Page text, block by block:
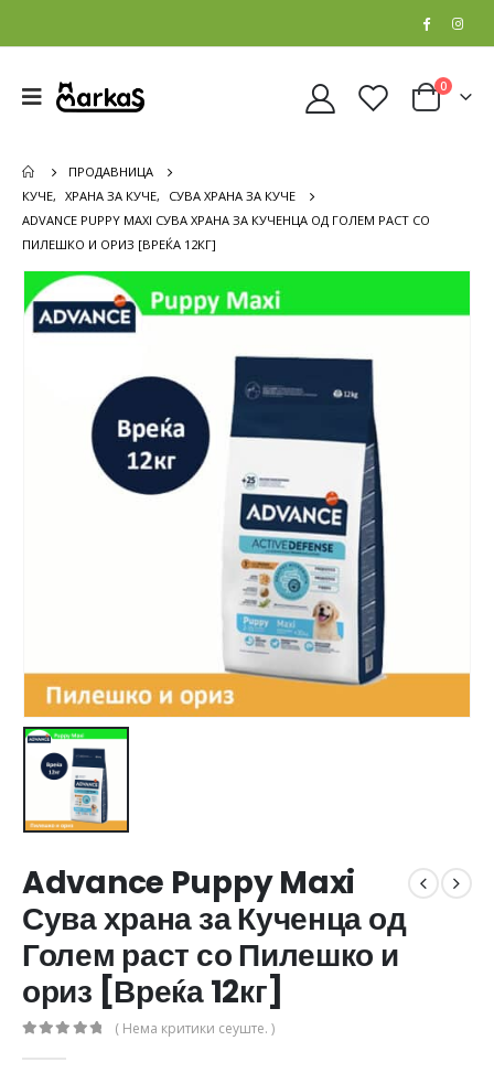
0
ПРОДАВНИЦА
КУЧЕ, ХРАНА ЗА КУЧЕ,
СУВА ХРАНА ЗА КУЧЕ
ADVANCE PUPPY MAXI СУВА ХРАНА ЗА КУЧЕНЦА ОД ГОЛЕМ РАСТ СО
ПИЛЕШКО И ОРИЗ [ВРЕЌА 12КГ]
Advance Puppy Maxi
Сува храна за Кученца од
Голем раст со Пилешко и
ориз [Вреќа 12кг]
( Нема критики сеуште. )